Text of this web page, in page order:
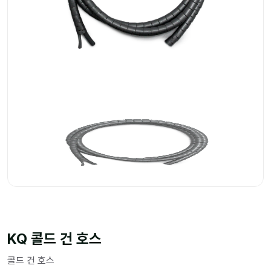
KQ 콜드 건 호스
콜드 건 호스